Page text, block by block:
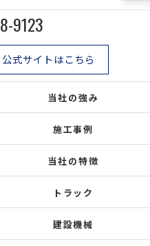
9123
公式サイトはこちら
当社の強み
施工事例
当社の特徴
トラック
建設機械